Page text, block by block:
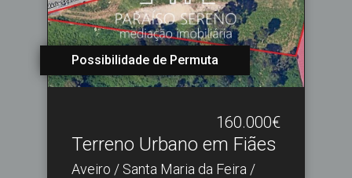
Possibilidade de Permuta
160.000€
Terreno Urbano em Fiães
Aveiro / Santa Maria da Feira /